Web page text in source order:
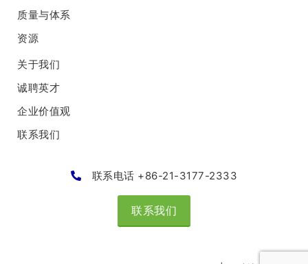
质量与体系
资源
关于我们
诚聘英才
企业价值观
联系我们
联系电话 +86-21-3177-2333
联系我们